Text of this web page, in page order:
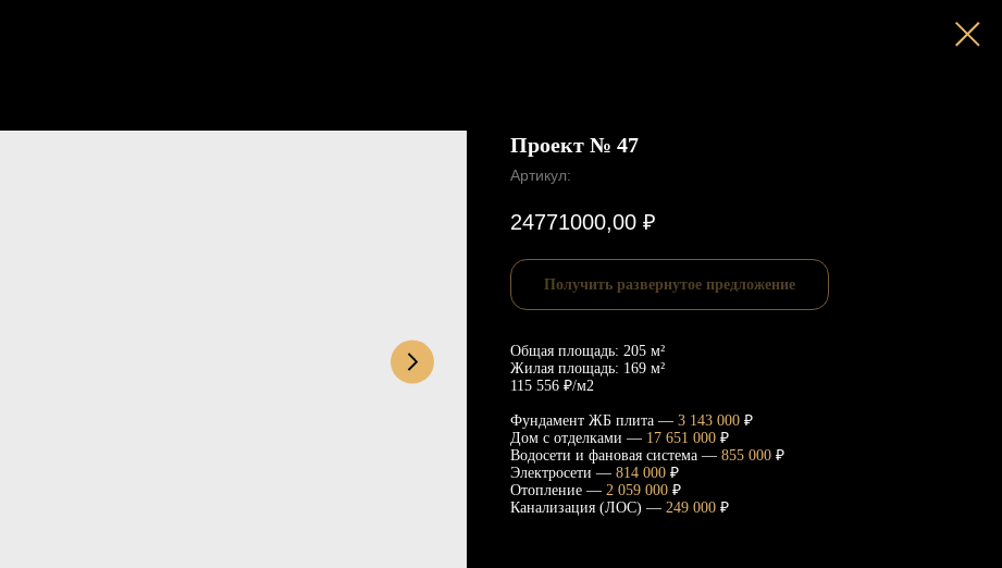
Проект № 47
Артикул:
24771000,00 ₽
Получить развернутое предложение
Общая площадь: 205 м²
Жилая площадь: 169 м²
115 556 ₽/м2
Фундамент ЖБ плита — 3 143 000 ₽
Дом с отделками — 17 651 000 ₽
Водосети и фановая система — 855 000 ₽
Электросети — 814 000 ₽
Отопление — 2 059 000 ₽
Канализация (ЛОС) — 249 000 ₽